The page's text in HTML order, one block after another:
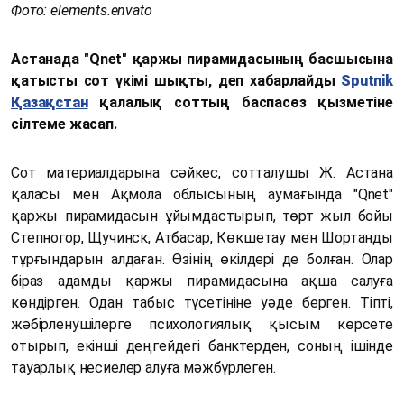
Фото: elements.envato
Астанада "Qnet" қаржы пирамидасының басшысына
қатысты сот үкімі шықты, деп хабарлайды Sputnik
Қазақстанқалалық соттың баспасөз қызметіне
сілтеме жасап.
Сот материалдарына сәйкес, сотталушы Ж. Астана
қаласы мен Ақмола облысының аумағында "Qnet"
қаржы пирамидасын ұйымдастырып, төрт жыл бойы
Степногор, Щучинск, Атбасар, Көкшетау мен Шортанды
тұрғындарын алдаған. Өзінің өкілдері де болған. Олар
біраз адамды қаржы пирамидасына ақша салуға
көндірген. Одан табыс түсетініне уәде берген. Тіпті,
жәбірленушілерге психологиялық қысым көрсете
отырып, екінші деңгейдегі банктерден, соның ішінде
тауарлық несиелер алуға мәжбүрлеген.